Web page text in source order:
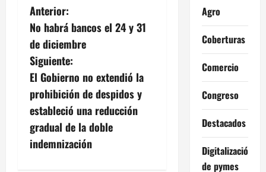
N
a
v
e
g
a
Anterior:
No habrá bancos el 24 y 31
de diciembre
Siguiente:
El Gobierno no extendió la
prohibición de despidos y
estableció una reducción
gradual de la doble
indemnización
Agro
Coberturas
Comercio
Congreso
Destacados
Digitalización
de pymes